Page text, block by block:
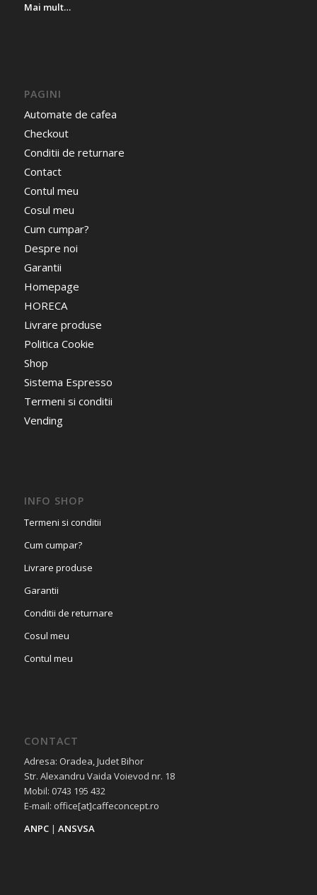
Mai mult…
PAGINI
Automate de cafea
Checkout
Conditii de returnare
Contact
Contul meu
Cosul meu
Cum cumpar?
Despre noi
Garantii
Homepage
HORECA
Livrare produse
Politica Cookie
Shop
Sistema Espresso
Termeni si conditii
Vending
INFO SHOP
Termeni si conditii
Cum cumpar?
Livrare produse
Garantii
Conditii de returnare
Cosul meu
Contul meu
CONTACT
Adresa: Oradea, Judet Bihor
Str. Alexandru Vaida Voievod nr. 18
Mobil: 0743 195 432
E-mail: office[at]caffeconcept.ro
ANPC| ANSVSA